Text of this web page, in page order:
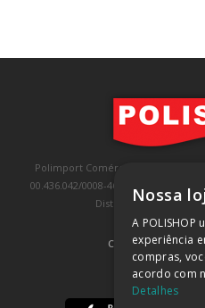
Polimport Comércio e Exportação
00.436.042/0008-46, IE
Distrito Industrial,
COMPRA 100%
BAIXE
Nossa
A
experiência
compras,
acordo com
Detalhes